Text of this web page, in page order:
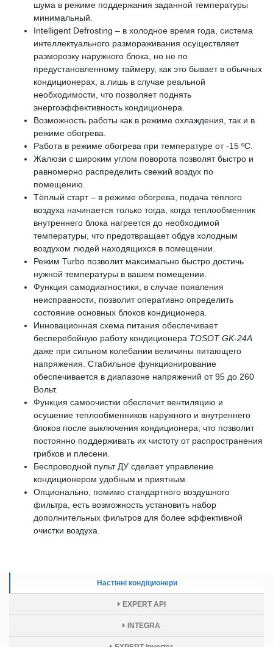
Настінні кондіционери
EXPERT API
INTEGRA
шума в режиме поддержания заданной температуры
минимальный.
Intelligent Defrosting – в холодное время года, система
интеллектуального размораживания осуществляет
разморозку наружного блока, но не по
предустановленному таймеру, как это бывает в обычных
кондиционерах, а лишь в случае реальной
необходимости, что позволяет поднять
энергоэффективность кондиционера.
Возможность работы как в режиме охлаждения, так и в
режиме обогрева.
Работа в режиме обогрева при температуре от -15 ºС.
Жалюзи с широким углом поворота позволят быстро и
равномерно распределить свежий воздух по
помещению.
Тёплый старт – в режиме обогрева, подача тёплого
воздуха начинается только тогда, когда теплообменник
внутреннего блока нагреется до необходимой
температуры, что предотвращает обдув холодным
воздухом людей находящихся в помещении.
Режим Turbo позволит максимально быстро достичь
нужной температуры в вашем помещении.
Функция самодиагностики, в случае появления
неисправности, позволит оперативно определить
состояние основных блоков кондиционера.
Инновационная схема питания обеспечивает
бесперебойную работу кондиционера TOSOT GK-24A
даже при сильном колебании величины питающего
напряжения. Стабильное функционирование
обеспечивается в диапазоне напряжений от 95 до 260
Вольт.
Функция самоочистки обеспечит вентиляцию и
осушение теплообменников наружного и внутреннего
блоков после выключения кондиционера, что позволит
постоянно поддерживать их чистоту от распространения
грибков и плесени.
Беспроводной пульт ДУ сделает управление
кондиционером удобным и приятным.
Опционально, помимо стандартного воздушного
фильтра, есть возможность установить набор
дополнительных фильтров для более эффективной
очистки воздуха.